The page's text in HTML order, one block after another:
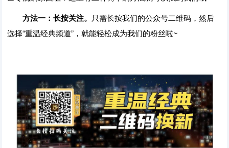
方法一：长按关注。 只需长按我们的公众号二维码，然后
选择“重温经典频道”，就能轻松成为我们的粉丝啦~